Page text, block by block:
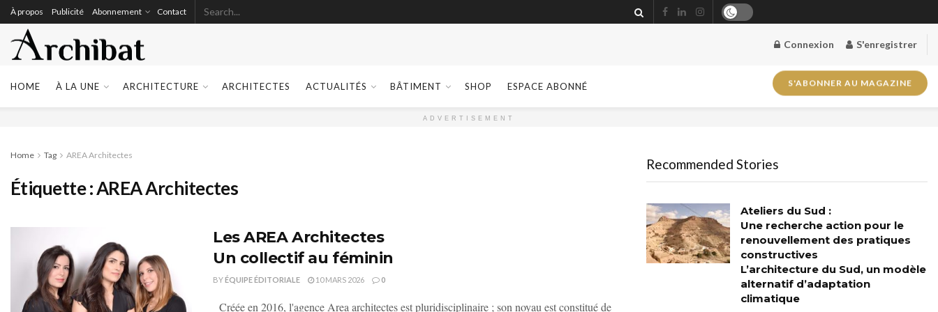
À propos Publicité Abonnement Contact
Connexion S'enregistrer
HOME À LA UNE ARCHITECTURE ARCHITECTES ACTUALITÉS BÂTIMENT SHOP ESPACE ABONNÉ S'ABONNER AU MAGAZINE
ADVERTISEMENT
Home Tag AREA Architectes
Étiquette :AREA Architectes
Les AREA Architectes
Un collectif au féminin
BYÉQUIPE ÉDITORIALE 10 MARS 2026 0
Créée en 2016, l'agence Area architectes est pluridisciplinaire ; son noyau est constitué de
Recommended Stories
Ateliers du Sud :
Une recherche action pour le
renouvellement des pratiques
constructives
L’architecture du Sud, un modèle
alternatif d’adaptation
climatique